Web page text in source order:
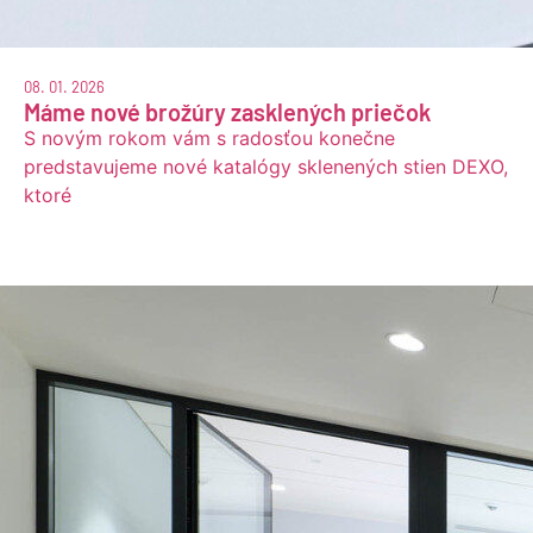
08. 01. 2026
Máme nové brožúry zasklených priečok
S novým rokom vám s radosťou konečne
predstavujeme nové katalógy sklenených stien DEXO,
ktoré